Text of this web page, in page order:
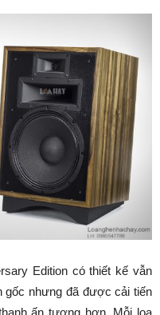
Edition có thiết kế vẫn
gốc nhưng đã được cải tiến
ấn tượng hơn. Mỗi loa